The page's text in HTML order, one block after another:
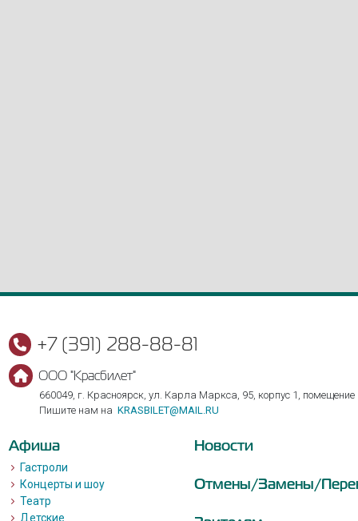
+7 (391) 288-88-81
ООО "Красбилет"
660049, г. Красноярск, ул. Карла Маркса, 95, корпус 1, помещение
Пишите нам на KRASBILET@MAIL.RU
Афиша
Гастроли
Концерты и шоу
Театр
Детские
Новости
Отмены/Замены/